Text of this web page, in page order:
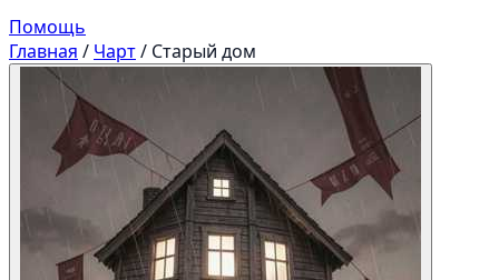
Помощь
Главная / Чарт/ Старый дом